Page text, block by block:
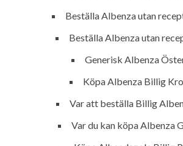
Beställa Albenza utan
Beställa Albenza utan
Generisk Albenza
Köpa Albenza Billig
Var att beställa Billig
Var du kan köpa Albenza